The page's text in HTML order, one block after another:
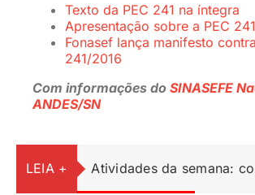
Texto da PEC 241 na íntegra
Apresentação sobre a PEC 241
Fonasef lança manifesto
241/2016
Com informações do SINASEFE
ANDES/SN
LEIA + Atividades da semana: